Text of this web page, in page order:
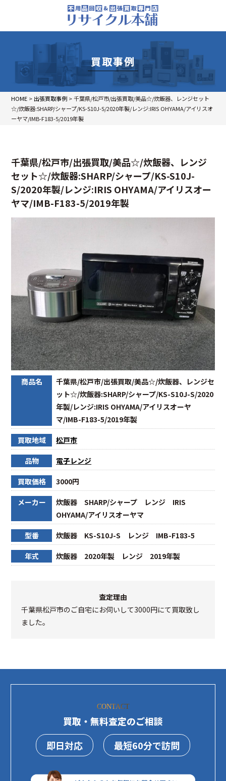
買取事例
HOME > 出張買取事例 >千葉県/松戸市/出張買取/美品☆/炊飯器、レンジセット
☆/炊飯器:SHARP/シャープ/KS-S10J-S/2020年製/レンジ:IRIS OHYAMA/アイリスオ
ーヤマ/IMB-F183-5/2019年製
千葉県/松戸市/出張買取/美品☆/炊飯器、レンジ
セット☆/炊飯器:SHARP/シャープ/KS-S10J-
S/2020年製/レンジ:IRIS OHYAMA/アイリスオー
ヤマ/IMB-F183-5/2019年製
商品名
千葉県/松戸市/出張買取/美品☆/炊飯器、レンジセ
ット☆/炊飯器:SHARP/シャープ/KS-S10J-S/2020
年製/レンジ:IRIS OHYAMA/アイリスオーヤ
マ/IMB-F183-5/2019年製
買取地域 松戸市
品物 電子レンジ
買取価格 3000円
メーカー
炊飯器 SHARP/シャープ レンジ IRIS
OHYAMA/アイリスオーヤマ
型番 炊飯器 KS-S10J-S レンジ IMB-F183-5
年式 炊飯器 2020年製 レンジ 2019年製
査定理由
千葉県松戸市のご自宅にお伺いして3000円にて買取致し
ました。
CONTACT
買取・無料査定のご相談
即日対応
最短60分で訪問